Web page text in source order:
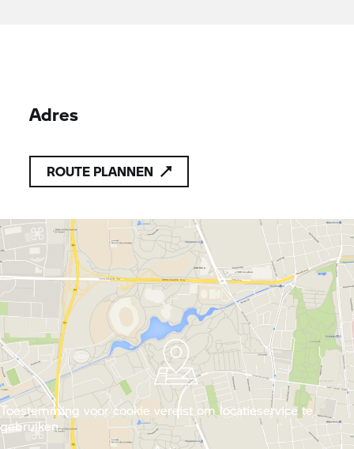
Adres
ROUTE PLANNEN
Toestemming voor cookie vereist om locatieservice te
gebruiken.